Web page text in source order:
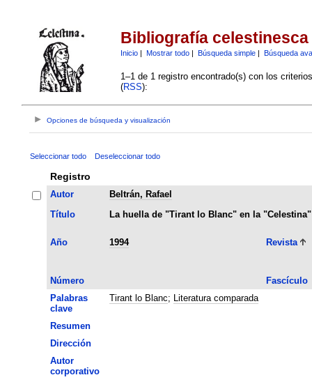
Bibliografía celestinesca
Inicio| Mostrar todo| Búsqueda simple| Búsqueda
1–1 de 1 registro encontrado(s) con los
(RSS):
Opciones de búsqueda y visualización
Seleccionar todo Deseleccionar todo
Registro
Autor
Beltrán, Rafael
Título
La huella de "Tirant lo Blanc" en la "Celestina"
Año 1994 Revista
Número
Fascículo
Palabras
clave
Tirant lo Blanc; Literatura comparada
Resumen
Dirección
Autor
corporativo